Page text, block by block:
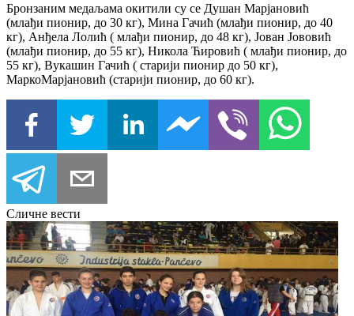
Бронзаним медаљама окитили су се Душан Марјановић
(млађи пионир, до 30 кг), Мина Гачић (млађи пионир, до 40
кг), Анђела Лолић ( млађи пионир, до 48 кг), Јован Јововић
(млађи пионир, до 55 кг), Никола Ћировић ( млађи пионир, до
55 кг), Вукашин Гачић ( старији пионир до 50 кг),
МаркоМарјановић (старији пионир, до 60 кг).
Сличне вести